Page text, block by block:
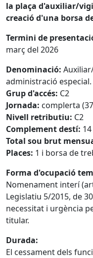
la plaça d'auxiliar/
creació d'una borsa
Termini de
març del 2026
Denominació:
administració especial.
Grup d'accés: C2
Jornada: complerta
Nivell retributiu: C2
Complement destí: 14
Total sou brut
Places: 1 i borsa de
Forma d'ocupació
Nomenament interí
Legislatiu 5/2015, de
necessitat i urgència
titular.
Durada:
El cessament dels